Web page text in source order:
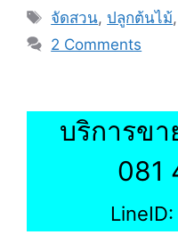
Tags
จัดสวน,ปลูกต้นไม้,
2 Comments
บริการข
081